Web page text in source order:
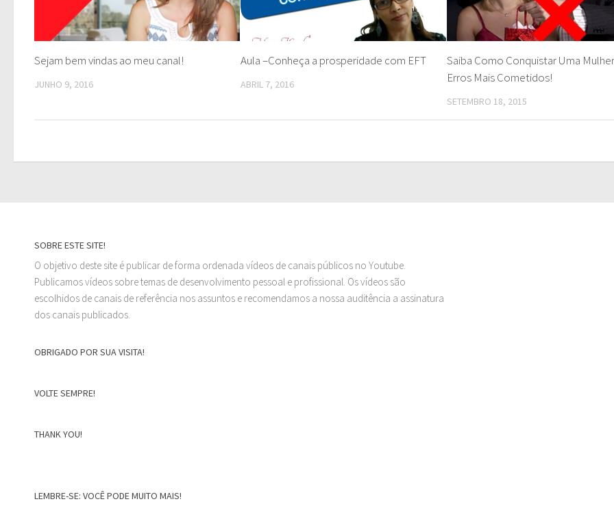
Sejam bem vindas ao meu canal!
JUNHO 9, 2016
Aula –Conheça a prosperidade com EFT
ABRIL 7, 2016
Saiba Como Conquistar Uma
Erros Mais Cometidos!
SETEMBRO 18, 2015
SOBRE ESTE SITE!
O objetivo deste site é publicar de forma ordenada vídeos de canais públicos no Youtube.
Publicamos vídeos sobre temas de desenvolvimento pessoal e profissional. Os vídeos são
escolhidos de canais de referência nos assuntos e recomendamos a nossa auditência a assinatura
dos canais publicados.
OBRIGADO POR SUA VISITA!
VOLTE SEMPRE!
THANK YOU!
LEMBRE-SE: VOCÊ PODE MUITO MAIS!